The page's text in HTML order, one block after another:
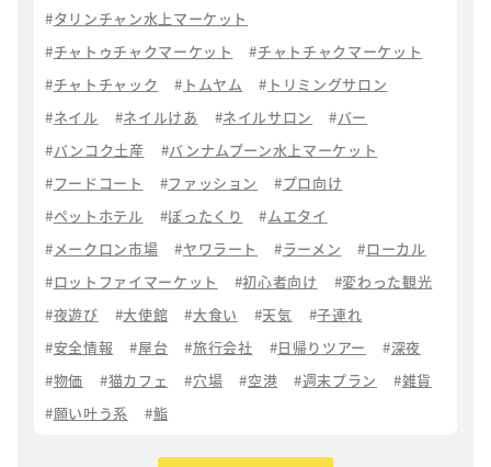
タリンチャン水上マーケット
チャトゥチャクマーケット
チャトチャクマーケット
チャトチャック
トムヤム
トリミングサロン
ネイル
ネイルけあ ネイルサロン
バー
バンコク土産
バンナムプーン水上マーケット
フードコート
ファッション
プロ向け
ペットホテル
ぼったくり
ムエタイ
メークロン市場
ヤワラート ラーメン
ローカル
ロットファイマーケット
初心者向け
変わった観光
夜遊び
大使館 大食い 天気
子連れ
安全情報
屋台 旅行会社 日帰りツアー
深夜
物価
猫カフェ 穴場 空港 週末プラン
雑貨
願い叶う系
鮨